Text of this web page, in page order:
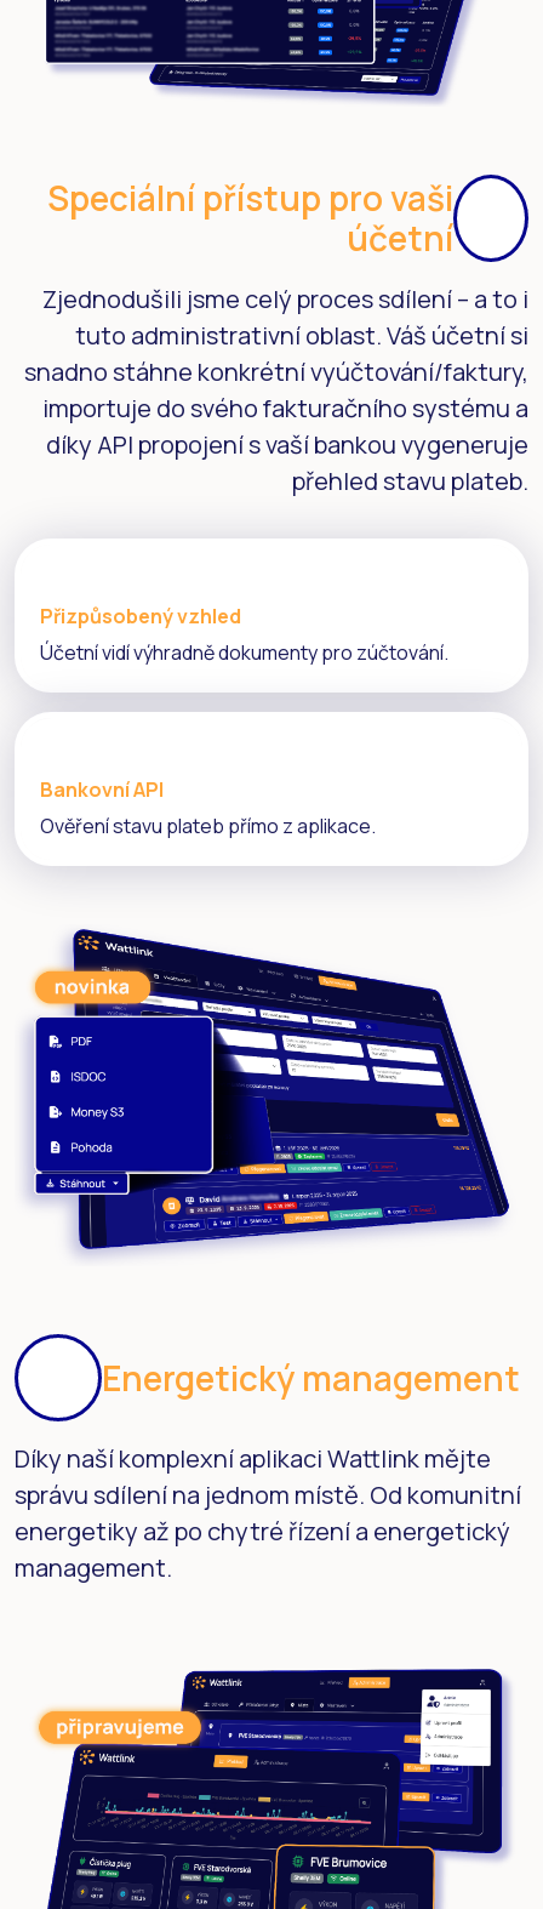
Speciální přístup pro vaši
účetní
Zjednodušili jsme celý proces sdílení – a to i
tuto administrativní oblast. Váš účetní si
snadno stáhne konkrétní vyúčtování/faktury,
importuje do svého fakturačního systému a
díky API propojení s vaší bankou vygeneruje
přehled stavu plateb.
Přizpůsobený vzhled
Účetní vidí výhradně dokumenty pro zúčtování.
Bankovní API
Ověření stavu plateb přímo z aplikace.
Energetický management
Díky naší komplexní aplikaci Wattlink mějte
správu sdílení na jednom místě. Od komunitní
energetiky až po chytré řízení a energetický
management.